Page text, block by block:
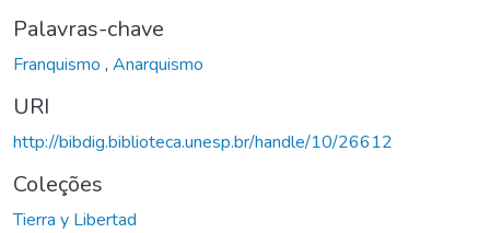
Palavras-chave
Franquismo , Anarquismo
URI
http://bibdig.biblioteca.unesp.br/handle/10/26612
Coleções
Tierra y Libertad